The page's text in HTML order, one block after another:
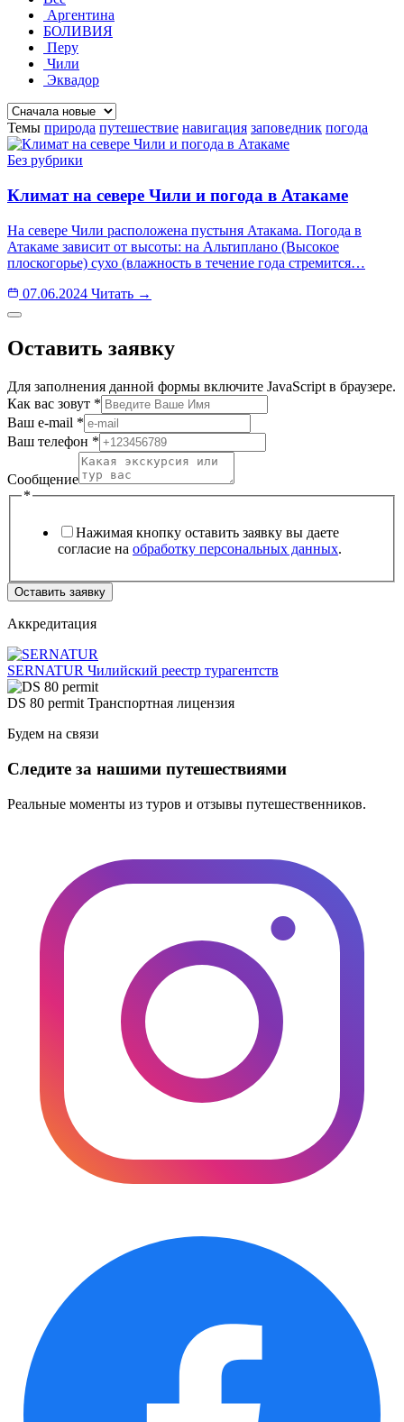
Аргентина
БОЛИВИЯ
Перу
Чили
Эквадор
Сортировка
Темы природа путешествие навигация заповедник погода
Без рубрики
Климат на севере Чили и погода в Атакаме
На севере Чили расположена пустыня Атакама. Погода в
Атакаме зависит от высоты: на Альтиплано (Высокое
плоскогорье) сухо (влажность в течение года стремится…
07.06.2024 Читать →
Оставить заявку
Для заполнения данной формы включите JavaScript в браузере.
Как вас зовут *
Ваш e-mail *
Ваш телефон *
Сообщение
*
Нажимая кнопку оставить заявку вы даете
согласие на обработку персональных данных.
Оставить заявку
Аккредитация
SERNATUR Чилийский реестр турагентств
DS 80 permit Транспортная лицензия
Будем на связи
Следите за нашими путешествиями
Реальные моменты из туров и отзывы путешественников.